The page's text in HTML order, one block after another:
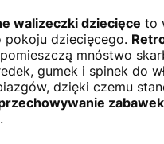
walizeczki dziecięce to
pokoju dziecięcego.
pomieszczą mnóstwo
gumek i spinek do
dzięki czemu
zabawek